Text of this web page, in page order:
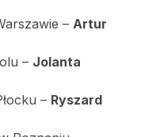
– Artur
– Jolanta
– Ryszard